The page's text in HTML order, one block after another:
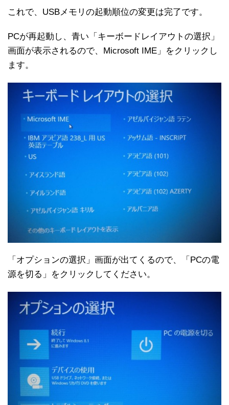
これで、USBメモリの起動順位の変更は完了です。
PCが再起動し、青い「キーボードレイアウトの選択」
画面が表示されるので、Microsoft IME」をクリックし
ます。
「オプションの選択」画面が出てくるので、「PCの電
源を切る」をクリックしてください。